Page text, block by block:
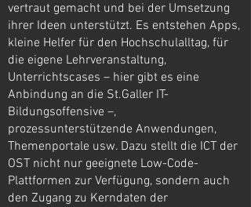
vertraut gemacht und bei der Umsetzung
ihrer Ideen unterstützt. Es entstehen Apps,
kleine Helfer für den Hochschulalltag, für
die eigene Lehrveranstaltung,
Unterrichtscases – hier gibt es eine
Anbindung an die St.Galler IT-
Bildungsoffensive –,
prozessunterstützende Anwendungen,
Themenportale usw. Dazu stellt die ICT der
OST nicht nur geeignete Low-Code-
Plattformen zur Verfügung, sondern auch
den Zugang zu Kerndaten der